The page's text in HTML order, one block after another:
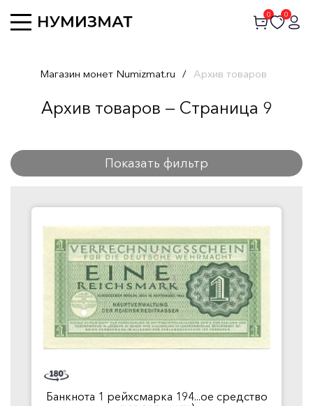
0 0
Магазин монет Numizmat.ru / Архив товаров
Архив товаров — Страница 9
Показать фильтр
Банкнота 1 рейхсмарка 194...ое средство